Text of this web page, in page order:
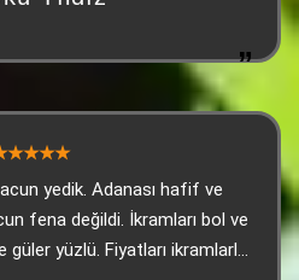
yedik. Adanası hafif ve
fena değildi. İkramları bol ve
güler yüzlü. Fiyatları ikramlarla